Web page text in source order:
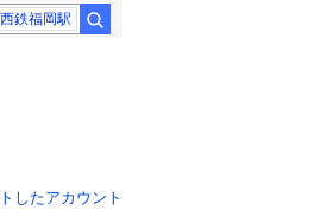
西鉄福岡駅
したアカウント